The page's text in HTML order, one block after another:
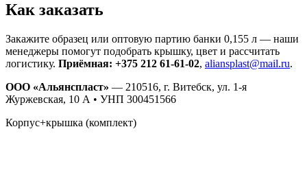
Как заказать
Закажите образец или оптовую партию банки 0,155 л — наши
менеджеры помогут подобрать крышку, цвет и рассчитать
логистику. Приёмная: +375 212 61-61-02, aliansplast@mail.ru.
ООО «Альянспласт» — 210516, г. Витебск, ул. 1-я
Журжевская, 10 А • УНП 300451566
Корпус+крышка (комплект)